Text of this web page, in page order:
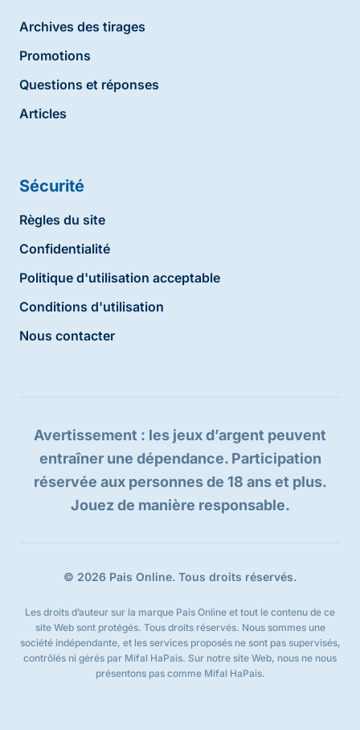
Archives des tirages
Promotions
Questions et réponses
Articles
Sécurité
Règles du site
Confidentialité
Politique d'utilisation acceptable
Conditions d'utilisation
Nous contacter
Avertissement : les jeux d’argent peuvent
entraîner une dépendance. Participation
réservée aux personnes de 18 ans et plus.
Jouez de manière responsable.
© 2026 Pais Online. Tous droits réservés.
Les droits d’auteur sur la marque Pais Online et tout le contenu de ce
site Web sont protégés. Tous droits réservés. Nous sommes une
société indépendante, et les services proposés ne sont pas supervisés,
contrôlés ni gérés par Mifal HaPais. Sur notre site Web, nous ne nous
présentons pas comme Mifal HaPais.